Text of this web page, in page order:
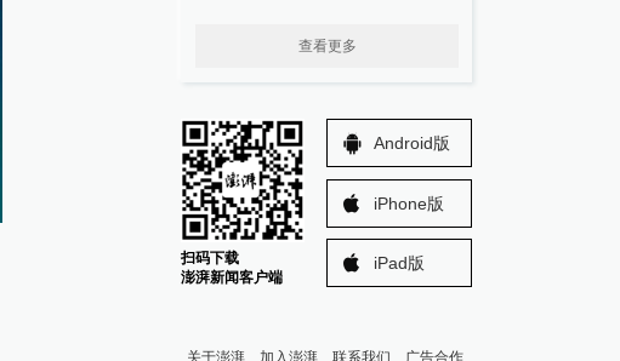
查看更多
扫码下载
澎湃新闻客户端
Android版
iPhone版
iPad版
关于澎湃 加入澎湃 联系我们 广告合作